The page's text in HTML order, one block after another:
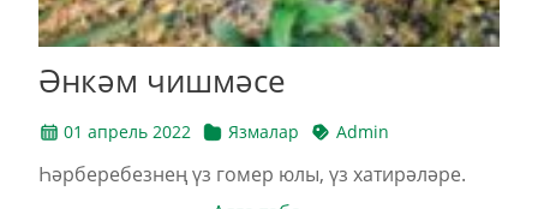
Әнкәм чишмәсе
01 апрель 2022 Язмалар Admin
Һәрберебезнең үз гомер юлы, үз хатирәләре.